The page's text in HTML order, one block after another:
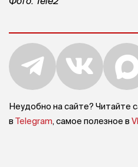
Неудобно на сайте? Читайте
в Telegram, самое полезное в